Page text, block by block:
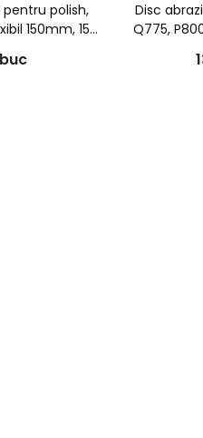
pentru polish,
150mm, 15
Disc
Q775,